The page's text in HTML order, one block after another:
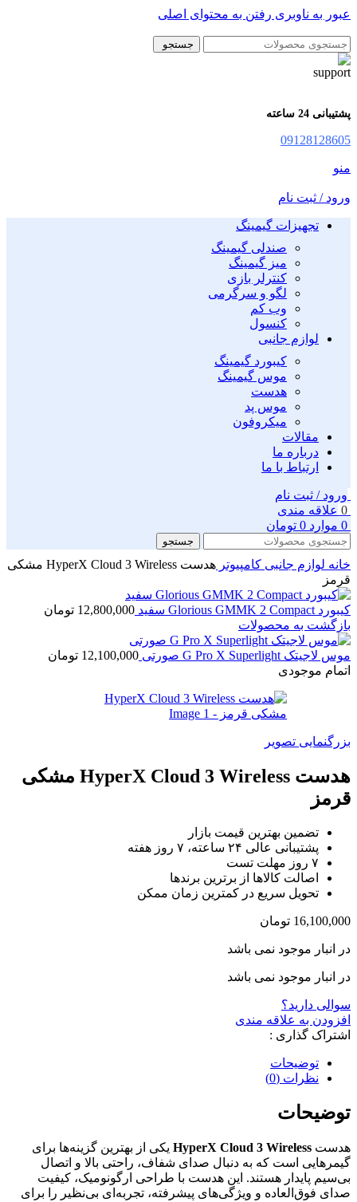
عبور به ناوبری رفتن به محتوای اصلی
جستجو
پشتیبانی 24 ساعته
09128128605
منو
ورود / ثبت نام
تجهیزات گیمینگ
صندلی گیمینگ
میز گیمینگ
کنترلر بازی
لگو و سرگرمی
وب کم
کنسول
لوازم جانبی
کیبورد گیمینگ
موس گیمینگ
هدست
موس پد
میکروفون
مقالات
درباره ما
ارتباط با ما
ورود / ثبت نام
0 علاقه مندی
0 موارد 0 تومان
جستجو
خانه لوازم جانبی کامپیوتر
هدست HyperX Cloud 3 Wireless مشکی
قرمز
کیبورد Glorious GMMK 2 Compact سفید 12,800,000 تومان
بازگشت به محصولات
موس لاجیتک G Pro X Superlight صورتی 12,100,000 تومان
اتمام موجودی
بزرگنمایی تصویر
هدست HyperX Cloud 3 Wireless مشکی
قرمز
تضمین بهترین قیمت بازار
پشتیبانی عالی ۲۴ ساعته، ۷ روز هفته
۷ روز مهلت تست
اصالت کالاها از برترین برندها
تحویل سریع در کمترین زمان ممکن
16,100,000 تومان
در انبار موجود نمی باشد
در انبار موجود نمی باشد
سوالی دارید؟
افزودن به علاقه مندی
اشتراک گذاری :
توضیحات
نظرات (0)
توضیحات
هدست HyperX Cloud 3 Wireless یکی از بهترین گزینه‌ها برای
گیمرهایی است که به دنبال صدای شفاف، راحتی بالا و اتصال
بی‌سیم پایدار هستند. این هدست با طراحی ارگونومیک، کیفیت
صدای فوق‌العاده و ویژگی‌های پیشرفته، تجربه‌ای بی‌نظیر را برای